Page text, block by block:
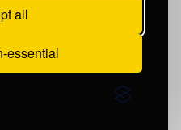
all
essential